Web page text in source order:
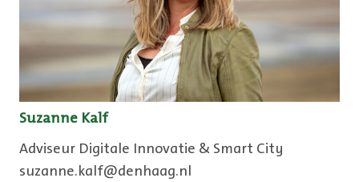
Suzanne Kalf
Adviseur Digitale Innovatie & Smart City
suzanne.kalf@denhaag.nl